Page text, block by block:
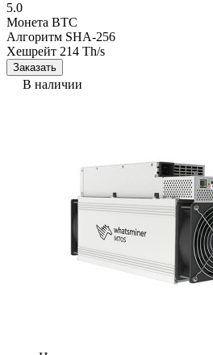
5.0
Монета BTC
Алгоритм SHA-256
Хешрейт 214 Th/s
Заказать
В наличии